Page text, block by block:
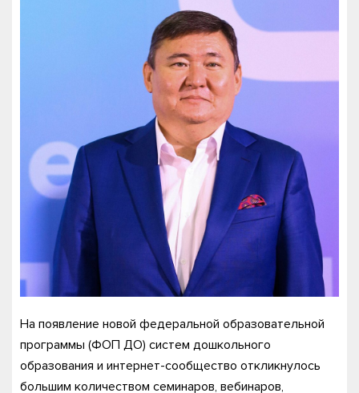
На появление новой федеральной образовательной
программы (ФОП ДО) систем дошкольного
образования и интернет-сообщество откликнулось
большим количеством семинаров, вебинаров,